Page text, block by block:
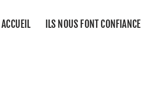
ACCUEIL ILS NOUS FONT CONFIANCE